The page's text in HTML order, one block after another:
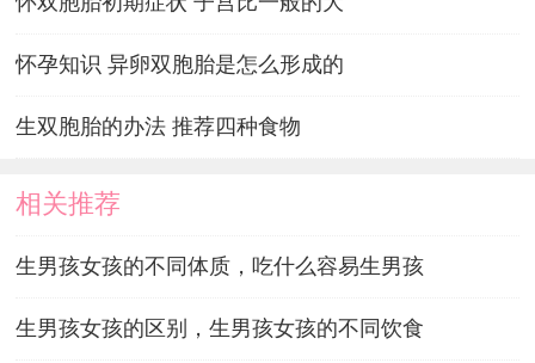
怀孕知识 异卵双胞胎是怎么形成的
生双胞胎的办法 推荐四种食物
相关推荐
生男孩女孩的不同体质，吃什么容易生男孩
生男孩女孩的区别，生男孩女孩的不同饮食